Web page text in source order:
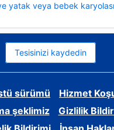
yatak veya bebek
Tesisinizi kaydedin
sürümü
Hizmet
şeklimiz
Gizlilik